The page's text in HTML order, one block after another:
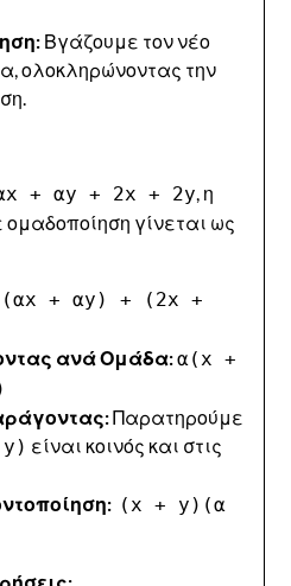
Βγάζουμε τον νέο
ολοκληρώνοντας την
+ αy + 2x + 2y, η
γίνεται ως
(αx + αy) + (2x +
ανά Ομάδα:α(x +
Παρατηρούμε
είναι κοινός και στις
(x + y)(α